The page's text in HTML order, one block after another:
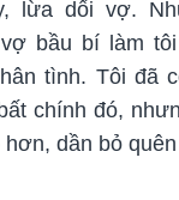
lừa dối vợ.
bầu bí làm
tình. Tôi đã
chính đó,
dần bỏ